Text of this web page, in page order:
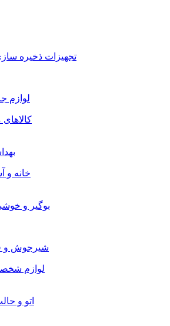
تجهیزات ذخیره
لوازم
خانه و
بوگیر و
شیرجوش و
لوازم
اتو و